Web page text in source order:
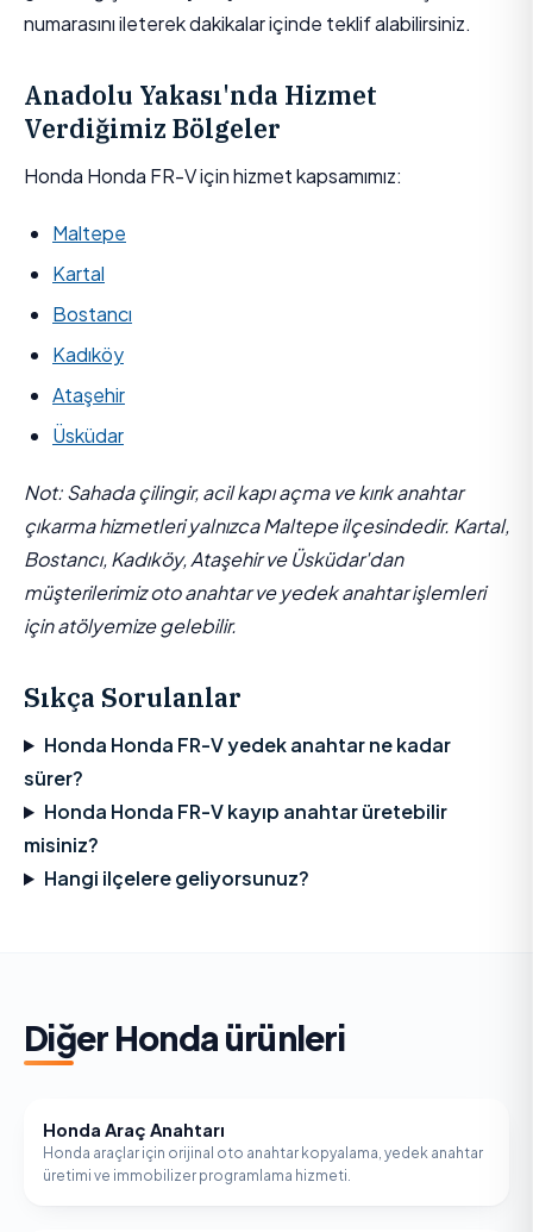
numarasını ileterek dakikalar içinde teklif alabilirsiniz.
Anadolu Yakası'nda Hizmet
Verdiğimiz Bölgeler
Honda Honda FR-V için hizmet kapsamımız:
Maltepe
Kartal
Bostancı
Kadıköy
Ataşehir
Üsküdar
Not: Sahada çilingir, acil kapı açma ve kırık anahtar
çıkarma hizmetleri yalnızca Maltepe ilçesindedir. Kartal,
Bostancı, Kadıköy, Ataşehir ve Üsküdar'dan
müşterilerimiz oto anahtar ve yedek anahtar işlemleri
için atölyemize gelebilir.
Sıkça Sorulanlar
Honda Honda FR-V yedek anahtar ne kadar
sürer?
Honda Honda FR-V kayıp anahtar üretebilir
misiniz?
Hangi ilçelere geliyorsunuz?
Diğer Honda ürünleri
HONDA
Honda Araç Anahtarı
Honda araçlar için orijinal oto anahtar kopyalama, yedek anahtar
üretimi ve immobilizer programlama hizmeti.